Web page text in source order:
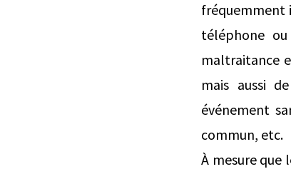
fréquemment
téléphone
maltraitance
mais aussi
événement
commun, etc.
À mesure que